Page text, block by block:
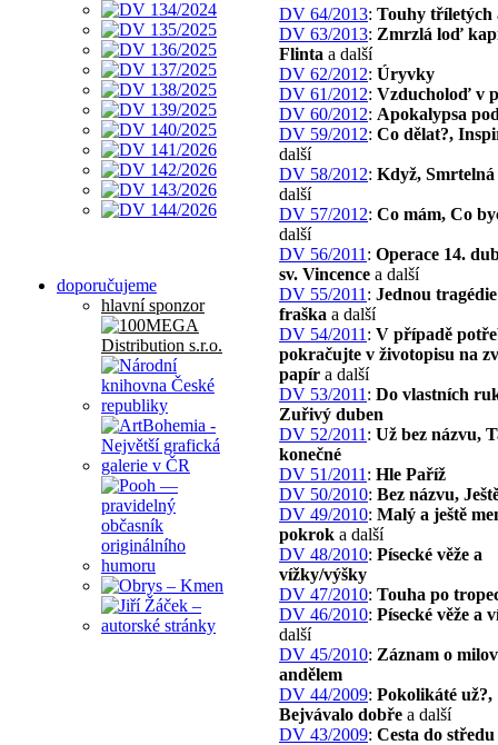
doporučujeme
hlavní sponzor
DV 64/2013: Touhy tříletých
DV 63/2013: Zmrzlá loď
Flinta a další
DV 62/2012: Úryvky
DV 61/2012: Vzducholoď v
DV 60/2012: Apokalypsa
DV 59/2012: Co dělat?,
další
DV 58/2012: Když, Smrtelná
další
DV 57/2012: Co mám, Co
další
DV 56/2011 : Operace 14.
sv. Vincence a další
DV 55/2011 : Jednou
fraška a další
DV 54/2011 : V případě
pokračujte v životopisu na
papír a další
DV 53/2011 : Do vlastních
Zuřivý duben
DV 52/2011 : Už bez názvu,
konečné
DV 51/2011 : Hle Paříž
DV 50/2010: Bez názvu,
DV 49/2010: Malý a ještě
pokrok a další
DV 48/2010: Písecké věže a
vížky/výšky
DV 47/2010: Touha po
DV 46/2010: Písecké věže a
další
DV 45/2010: Záznam o
andělem
DV 44/2009: Pokolikáté už?,
Bejvávalo dobře a další
DV 43/2009: Cesta do středu